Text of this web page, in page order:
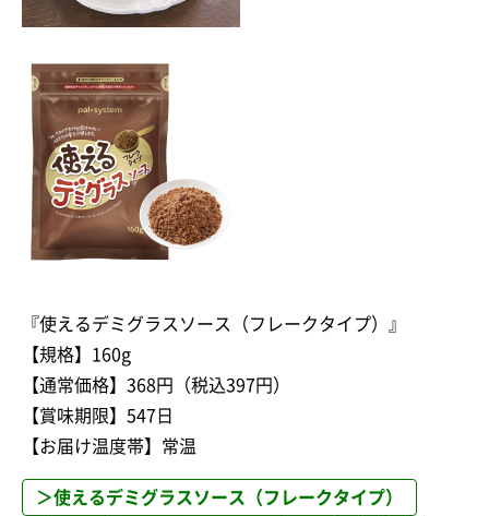
『使えるデミグラスソース（フレークタイプ）』
【規格】160g
【通常価格】368円（税込397円）
【賞味期限】547日
【お届け温度帯】常温
＞使えるデミグラスソース（フレークタイプ）